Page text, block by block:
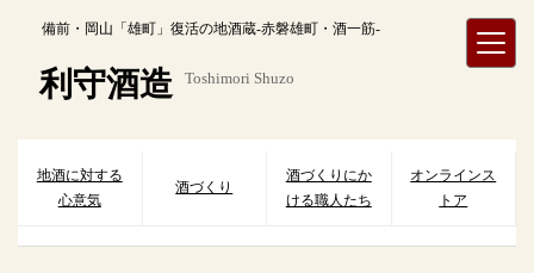
備前・岡山「雄町」復活の地酒蔵-赤磐雄町・酒一筋-
利守酒造 Toshimori Shuzo
地酒に対する
心意気
酒づくり
酒づくりにか
ける職人たち
オンラインス
トア